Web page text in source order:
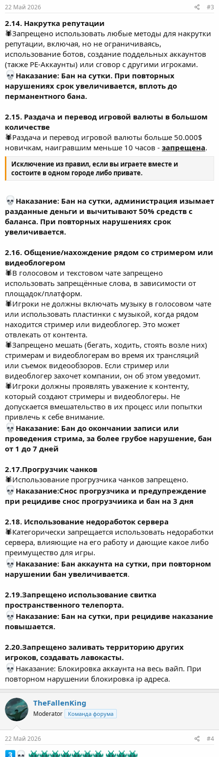
22 Май 2026 #3
2.14. Накрутка репутации
🕷Запрещено использовать любые методы для накрутки
репутации, включая, но не ограничиваясь,
использование ботов, создание поддельных аккаунтов
(также PE-Аккаунты) или сговор с другими игроками.
Наказание: Бан на сутки. При повторных
нарушениях срок увеличивается, вплоть до
перманентного бана.
2.15. Раздача и перевод игровой валюты в большом
количестве
🕷Раздача и перевод игровой валюты больше 50.000$
новичкам, наигравшим меньше 10 часов - запрещена.
Исключение из правил, если вы играете вместе и
состоите в одном городе либо привате.
Наказание: Бан на сутки, администрация изымает
разданные деньги и вычитывают 50% средств с
баланса. При повторных нарушениях срок
увеличивается.
2.16. Общение/нахождение рядом со стримером или
видеоблогером
🕷В голосовом и текстовом чате запрещено
использовать запрещённые слова, в зависимости от
площадок/платформ.
🕷Игроки не должны включать музыку в голосовом чате
или использовать пластинки с музыкой, когда рядом
находится стример или видеоблогер. Это может
отвлекать от контента.
🕷Запрещено мешать (бегать, ходить, стоять возле них)
стримерам и видеоблогерам во время их трансляций
или съемок видеообзоров. Если стример или
видеоблогер захочет компании, он об этом уведомит.
🕷Игроки должны проявлять уважение к контенту,
который создают стримеры и видеоблогеры. Не
допускается вмешательство в их процесс или попытки
привлечь к себе внимание.
Наказание: Бан до окончании записи или
проведения стрима, за более грубое нарушение, бан
от 1 до 7 дней
2.17.Прогрузчик чанков
🕷Использование прогрузчика чанков запрещено.
Наказание:Снос прогрузчика и предупреждение
при рецидиве снос прогрузчиика и бан на 3 дня
2.18. Использование недоработок сервера
🕷Категорически запрещается использовать недоработки
сервера, влияющие на его работу и дающие какое либо
преимущество для игры.
Наказание: Бан аккаунта на сутки, при повторном
нарушении бан увеличивается.
2.19.Запрещено использование свитка
пространственного телепорта.
Наказание: Бан на сутки, при рецидиве наказание
повышается.
2.20.Запрещено заливать территорию других
игроков, создавать лавокасты.
Наказание: Блокировка аккаунта на весь вайп. При
повторном нарушении блокировка ip адреса.
TheFallenKing
Moderator Команда форума
22 Май 2026 #4